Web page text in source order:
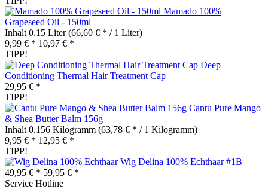
Mamado 100%
Grapeseed Oil - 150ml
Inhalt 0.15 Liter(66,60 € * / 1 Liter)
9,99 € * 10,97 € *
TIPP!
Deep
Conditioning Thermal Hair Treatment Cap
29,95 € *
TIPP!
Cantu Pure Mango
& Shea Butter Balm 156g
Inhalt 0.156 Kilogramm (63,78 € * / 1 Kilogramm)
9,95 € * 12,95 € *
TIPP!
Wig Delina 100% Echthaar #1B
49,95 € * 59,95 € *
Service Hotline